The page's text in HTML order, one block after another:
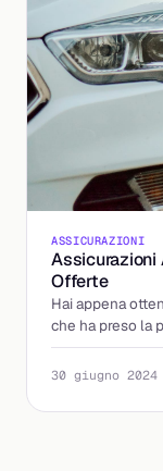
ASSICURAZIONI
Assicurazioni
Offerte
Hai appena
che ha preso la
auto per
30 giugno 2024